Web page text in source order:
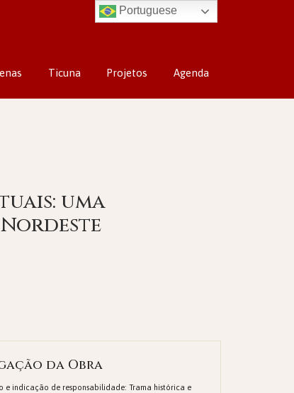
Ticuna Projetos Agenda
uma
da Obra
e indicação de responsabilidade: Trama histórica e
Portuguese